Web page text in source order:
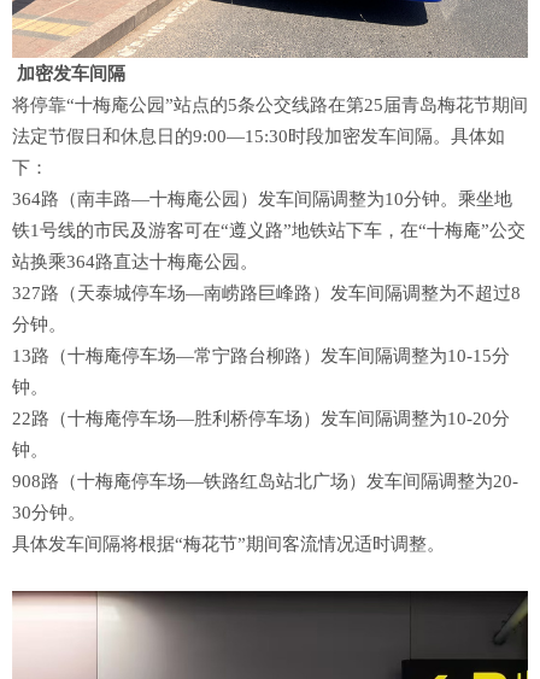
加密发车间隔
将停靠“十梅庵公园”站点的5条公交线路在第25届青岛梅花节期间
法定节假日和休息日的9:00—15:30时段加密发车间隔。具体如
下：
364路（南丰路—十梅庵公园）发车间隔调整为10分钟。乘坐地
铁1号线的市民及游客可在“遵义路”地铁站下车，在“十梅庵”公交
站换乘364路直达十梅庵公园。
327路（天泰城停车场—南崂路巨峰路）发车间隔调整为不超过8
分钟。
13路（十梅庵停车场—常宁路台柳路）发车间隔调整为10-15分
钟。
22路（十梅庵停车场—胜利桥停车场）发车间隔调整为10-20分
钟。
908路（十梅庵停车场—铁路红岛站北广场）发车间隔调整为20-
30分钟。
具体发车间隔将根据“梅花节”期间客流情况适时调整。